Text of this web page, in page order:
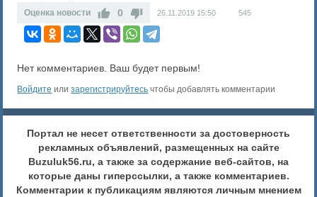
Оценка новости 0 26.11.2019 15:50 545
Нет комментариев. Ваш будет первым!
Войдите илизарегистрируйтесь чтобы добавлять комментарии
Портал не несет ответственности за достоверность
рекламных объявлений, размещенных на сайте
Buzuluk56.ru, а также за содержание веб-сайтов, на
которые даны гиперссылки, а также комментариев.
Комментарии к публикациям являются личным мнением